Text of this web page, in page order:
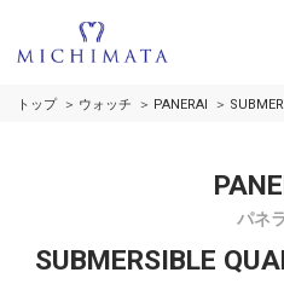
トップ ウォッチ PANERAI
パネ
SUBMERSIBLE